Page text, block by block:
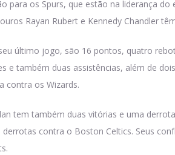
para os Spurs, que estão na liderança
Rayan Rubert e Kennedy Chandler
último jogo, são 16 pontos, quatro
e também duas assistências, além de
contra os Wizards.
tem também duas vitórias e uma
contra o Boston Celtics. Seus